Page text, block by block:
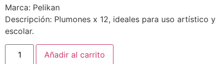
Marca: Pelikan
Descripción: Plumones x 12, ideales para uso artístico y
escolar.
Añadir al carrito